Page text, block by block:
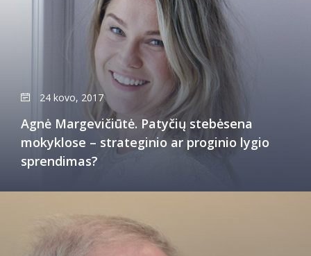
24 kovo, 2017
Agnė Margevičiūtė. Patyčių stebėsena
mokyklose – strateginio ar proginio lygio
sprendimas?